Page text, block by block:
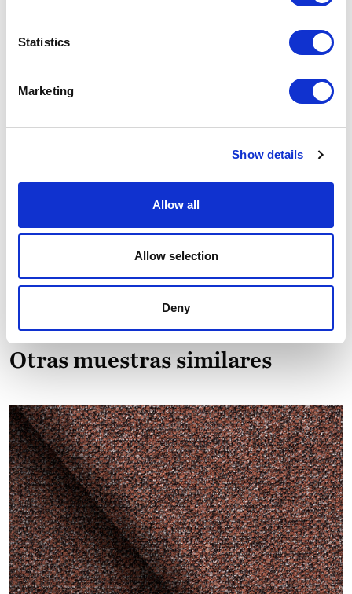
Statistics
Marketing
Show details
Allow all
Allow selection
Deny
Otras muestras similares